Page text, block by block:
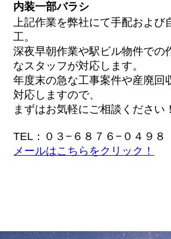
内装一部バラシ
上記作業を弊社にて手配および
工。
深夜早朝作業や駅ビル物件での
なスタッフが対応します。
年度末の急な工事案件や産廃回
対応しますので、
まずはお気軽にご相談ください
TEL：０３−６８７６−０４９８
メールはこちらをクリック！